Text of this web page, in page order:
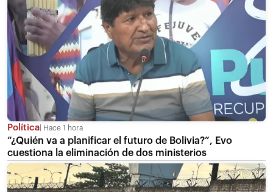
Política Hace 1 hora
“¿Quién va a planificar el futuro de Bolivia?”, Evo
cuestiona la eliminación de dos ministerios